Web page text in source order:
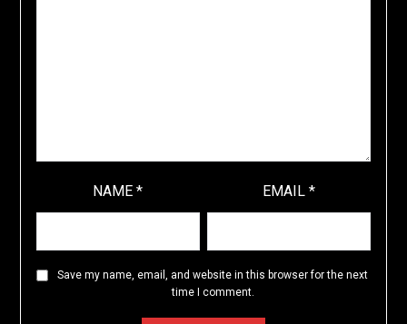
NAME* EMAIL*
Save my name, email, and website in this browser for the next
time I comment.